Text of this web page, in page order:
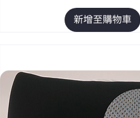
新增至購物車